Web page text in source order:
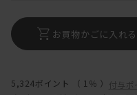
5,324ポイント （ 1％ ） 付与
お買物かごに入れる